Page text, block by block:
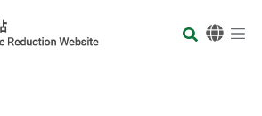
Body